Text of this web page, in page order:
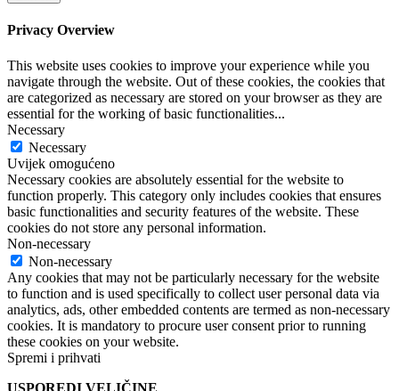
Privacy Overview
This website uses cookies to improve your experience while you
navigate through the website. Out of these cookies, the cookies that
are categorized as necessary are stored on your browser as they are
essential for the working of basic functionalities...
Necessary
Necessary
Uvijek omogućeno
Necessary cookies are absolutely essential for the website to
function properly. This category only includes cookies that ensures
basic functionalities and security features of the website. These
cookies do not store any personal information.
Non-necessary
Non-necessary
Any cookies that may not be particularly necessary for the website
to function and is used specifically to collect user personal data via
analytics, ads, other embedded contents are termed as non-necessary
cookies. It is mandatory to procure user consent prior to running
these cookies on your website.
Spremi i prihvati
USPOREDI VELIČINE